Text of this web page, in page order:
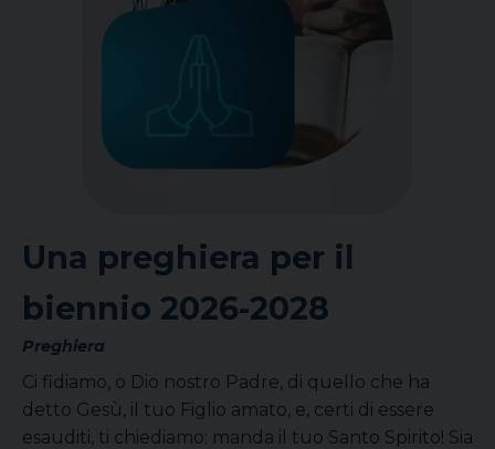
Una preghiera per il
biennio 2026-2028
Preghiera
Ci fidiamo, o Dio nostro Padre, di quello che ha
detto Gesù, il tuo Figlio amato, e, certi di essere
esauditi, ti chiediamo: manda il tuo Santo Spirito! Sia